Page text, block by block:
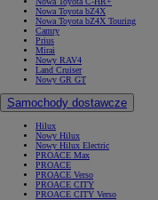
Nowa Toyota bZ4X
Nowa Toyota bZ4X Touring
Camry
Prius
Mirai
Nowy RAV4
Land Cruiser
Nowy GR GT
Samochody dostawcze
Hilux
Nowy Hilux
Nowy Hilux Electric
PROACE Max
PROACE
PROACE Verso
PROACE CITY
PROACE CITY Verso